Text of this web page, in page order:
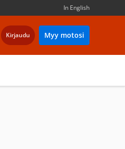
In English
Kirjaudu Myy motosi